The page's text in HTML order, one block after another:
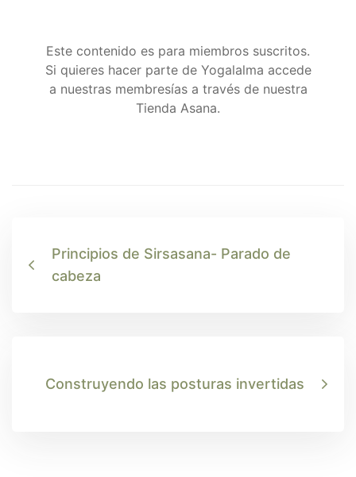
Principios de Sirsasana- Parado de
cabeza
Construyendo las posturas invertidas